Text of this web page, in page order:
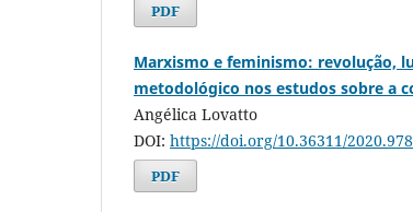
PDF
Marxismo e feminismo: revolução,
metodológico nos estudos sobre a
Angélica Lovatto
DOI: https://doi.org/10.36311/
PDF